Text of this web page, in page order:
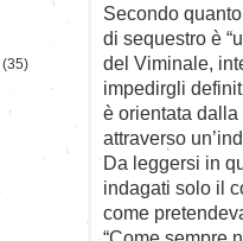
Secondo
di sequestro è
del Viminale,
impedirgli
è orientata dalla
attraverso
Da leggersi in
indagati solo il
come
(35)